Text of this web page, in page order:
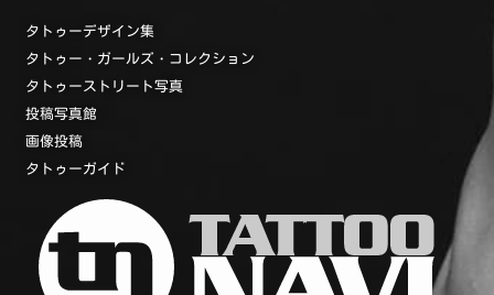
タトゥーデザイン集
タトゥー・ガールズ・コレクション
タトゥーストリート写真
投稿写真館
画像投稿
タトゥーガイド